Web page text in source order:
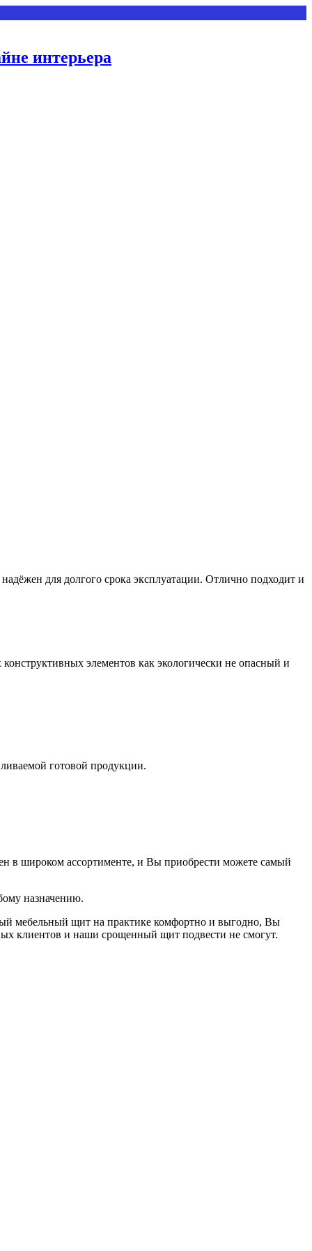
интерьера
для долгого срока эксплуатации. Отлично подходит и
элементов как экологически не опасный и
готовой продукции.
в широком ассортименте, и Вы приобрести можете самый
назначению.
мебельный щит на практике комфортно и выгодно, Вы
клиентов и наши срощенный щит подвести не смогут.